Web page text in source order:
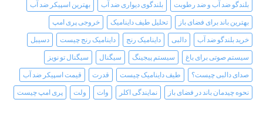
بلندگو ضد آب و ضد رطوبت بلندگوی دیواری ضد آب بهترین اسپیکر ضد آب
بهترین باند برای فضای باز تحلیل طیف داینامیک خروجی پری امپ
خرید بلندگو ضد آب دالبی داینامیک رنج داینامیک رنج چیست دسیبل
سیستم صوتی برای باغ سیستم پیجینگ سیگنال سیگنال تو نویز
صدای دالبی چیست؟ طیف داینامیک چیست قدرت قیمت اسپیکر ضد آب
نحوه چیدمان باند در فضای باز نمایندگی اکلر وات ولت پری امپ چیست